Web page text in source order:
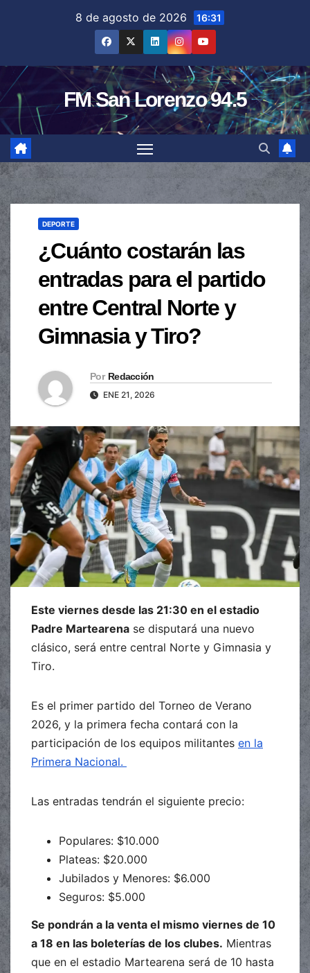
8 de agosto de 2026 16:31
FM San Lorenzo 94.5
DEPORTE
¿Cuánto costarán las
entradas para el partido
entre Central Norte y
Gimnasia y Tiro?
Por Redacción
ENE 21, 2026
Este viernes desde las 21:30 en el estadio
Padre Martearena se disputará una nuevo
clásico, será entre central Norte y Gimnasia y
Tiro.
Es el primer partido del Torneo de Verano
2026, y la primera fecha contará con la
participación de los equipos militantes en la
Primera Nacional.
Las entradas tendrán el siguiente precio:
Populares: $10.000
Plateas: $20.000
Jubilados y Menores: $6.000
Seguros: $5.000
Se pondrán a la venta el mismo viernes de 10
a 18 en las boleterías de los clubes. Mientras
que en el estadio Martearena será de 10 hasta